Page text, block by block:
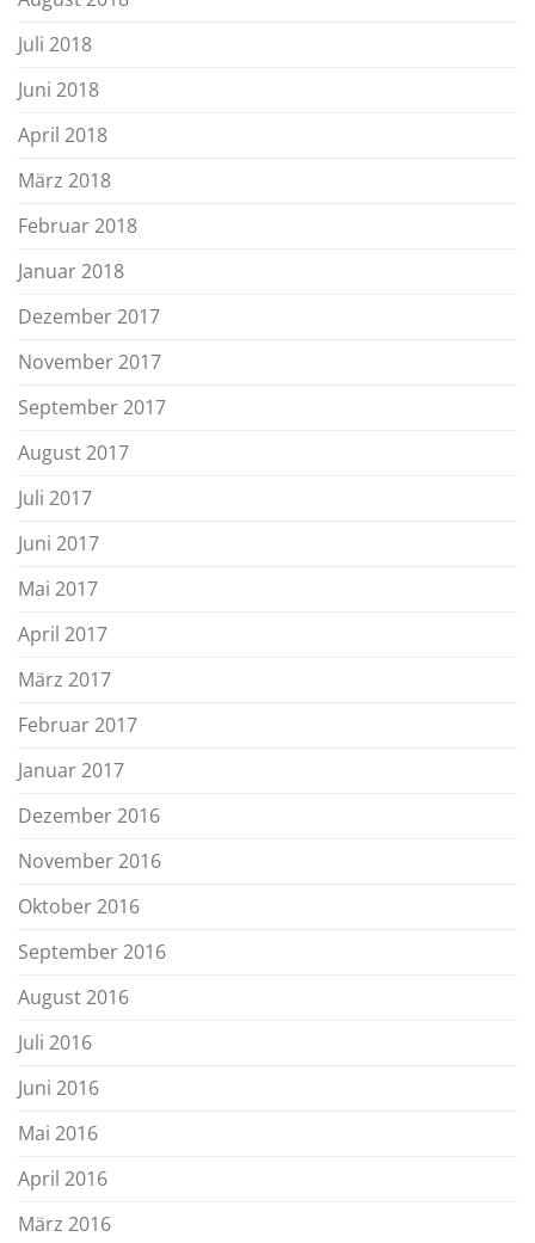
Juli 2018
Juni 2018
April 2018
März 2018
Februar 2018
Januar 2018
Dezember 2017
November 2017
September 2017
August 2017
Juli 2017
Juni 2017
Mai 2017
April 2017
März 2017
Februar 2017
Januar 2017
Dezember 2016
November 2016
Oktober 2016
September 2016
August 2016
Juli 2016
Juni 2016
Mai 2016
April 2016
März 2016